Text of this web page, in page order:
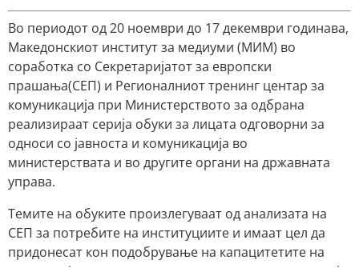
Во периодот од 20 ноември до 17 декември годинава,
Македонскиот институт за медиуми (МИМ) во
соработка со Секретаријатот за европски
прашања(СЕП) и Регионалниот тренинг центар за
комуникација при Министерството за одбрана
реализираат серија обуки за лицата одговорни за
односи со јавноста и комуникација во
министерствата и во другите органи на државната
управа.
Темите на обуките произлегуваат од анализата на
СЕП за потребите на институциите и имаат цел да
придонесат кон подобрување на капацитетите на